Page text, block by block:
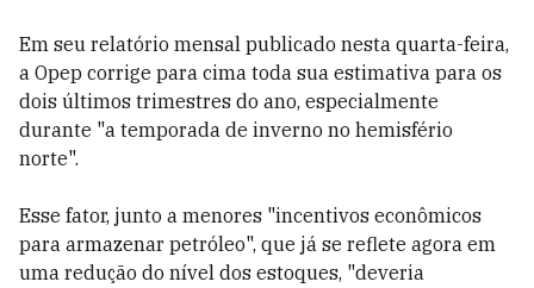
Em seu relatório mensal publicado nesta quarta-feira,
a Opep corrige para cima toda sua estimativa para os
dois últimos trimestres do ano, especialmente
durante "a temporada de inverno no hemisfério
norte".
Esse fator, junto a menores "incentivos econômicos
para armazenar petróleo", que já se reflete agora em
uma redução do nível dos estoques, "deveria